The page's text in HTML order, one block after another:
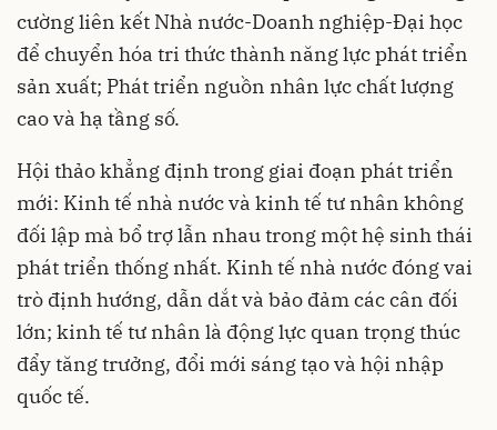
cường liên kết Nhà nước-Doanh nghiệp-Đại học
để chuyển hóa tri thức thành năng lực phát triển
sản xuất; Phát triển nguồn nhân lực chất lượng
cao và hạ tầng số.
Hội thảo khẳng định trong giai đoạn phát triển
mới: Kinh tế nhà nước và kinh tế tư nhân không
đối lập mà bổ trợ lẫn nhau trong một hệ sinh thái
phát triển thống nhất. Kinh tế nhà nước đóng vai
trò định hướng, dẫn dắt và bảo đảm các cân đối
lớn; kinh tế tư nhân là động lực quan trọng thúc
đẩy tăng trưởng, đổi mới sáng tạo và hội nhập
quốc tế.